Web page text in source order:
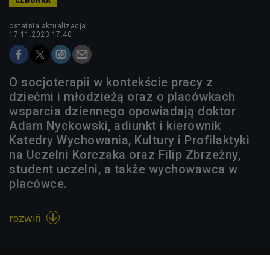
ostatnia aktualizacja:
17.11.2023 17:40
O socjoterapii w kontekście pracy z
dziećmi i młodzieżą oraz o placówkach
wsparcia dziennego opowiadają doktor
Adam Nyckowski, adiunkt i kierownik
Katedry Wychowania, Kultury i Profilaktyki
na Uczelni Korczaka oraz Filip Zbrzeżny,
student uczelni, a także wychowawca w
placówce.
rozwiń 